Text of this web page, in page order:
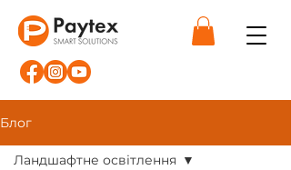
Блог
Ландшафтне освітлення